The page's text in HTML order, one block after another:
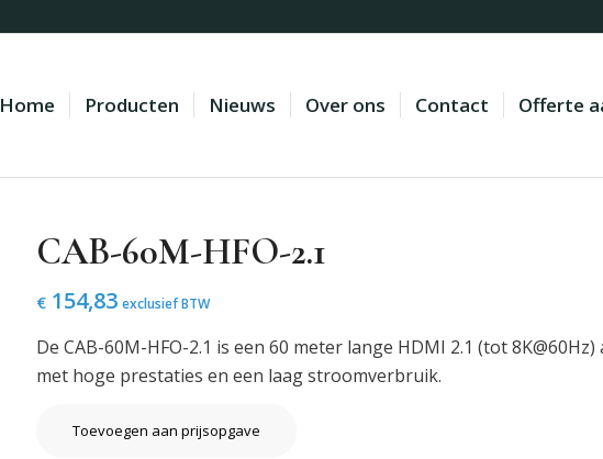
Home Producten Nieuws Over ons Contact Offerte
CAB-60M-HFO-2.1
€154,83 exclusief BTW
De CAB-60M-HFO-2.1 is een 60 meter lange HDMI 2.1 (tot
met hoge prestaties en een laag stroomverbruik.
Toevoegen aan prijsopgave